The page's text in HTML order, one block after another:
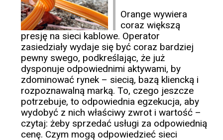
Orange wywiera
coraz większą
presję na sieci kablowe. Operator
zasiedziały wydaje się być coraz bardziej
pewny swego, podkreślając, że już
dysponuje odpowiednimi aktywami, by
zdominować rynek – siecią, bazą kliencką i
rozpoznawalną marką. To, czego jeszcze
potrzebuje, to odpowiednia egzekucja, aby
wydobyć z nich właściwy zwrot i wartość –
czytaj: żeby sprzedać usługi za odpowiednią
cenę. Czym mogą odpowiedzieć sieci